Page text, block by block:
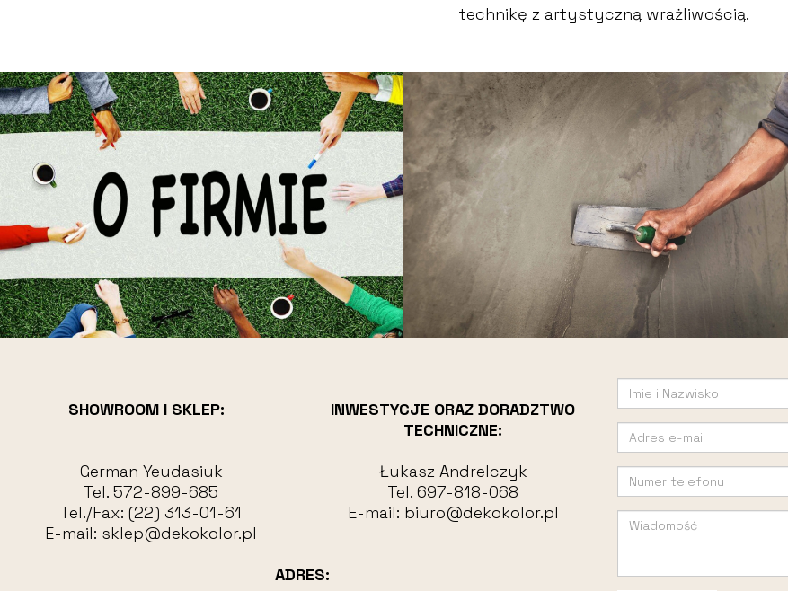
technikę z artystyczną wrażliwością.
SHOWROOM I SKLEP:
German Yeudasiuk
Tel. 572-899-685
Tel./Fax: (22) 313-01-61
E-mail: sklep@dekokolor.pl
INWESTYCJE ORAZ DORADZTWO
TECHNICZNE:
Łukasz Andrelczyk
Tel. 697-818-068
E-mail: biuro@dekokolor.pl
ADRES: